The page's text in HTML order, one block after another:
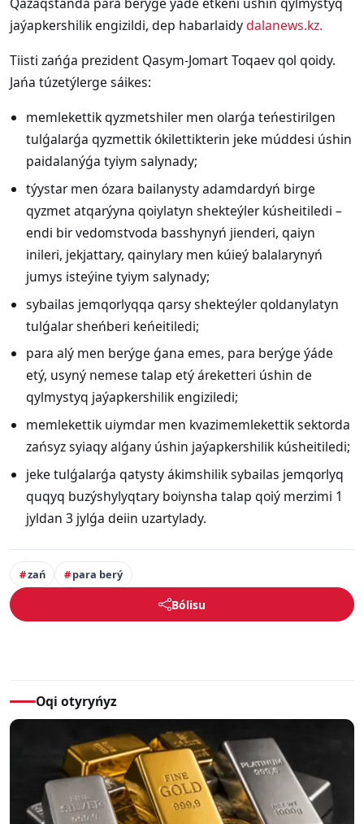
jaýapkershilik engizildi, dep habarlaidydalanews.kz.
Tiisti zańǵa prezident Qasym-Jomart Toqaev qol qoidy.
Jańa túzetýlerge sáikes:
memlekettik qyzmetshiler men olarǵa teńestirilgen
tulǵalarǵa qyzmettik ókilettikterin jeke múddesi úshin
paidalanýǵa tyiym salynady;
týystar men ózara bailanysty adamdardyń birge
qyzmet atqarýyna qoiylatyn shekteýler kúsheitiledi –
endi bir vedomstvoda basshynyń jienderi, qaiyn
inileri, jekjattary, qainylary men kúieý balalarynyń
jumys isteýine tyiym salynady;
sybailas jemqorlyqqa qarsy shekteýler qoldanylatyn
tulǵalar sheńberi keńeitiledi;
para alý men berýge ǵana emes, para berýge ýáde
etý, usyný nemese talap etý áreketteri úshin de
qylmystyq jaýapkershilik engiziledi;
memlekettik uiymdar men kvazimemlekettik sektorda
zańsyz syiaqy alǵany úshin jaýapkershilik kúsheitiledi;
jeke tulǵalarǵa qatysty ákimshilik sybailas jemqorlyq
quqyq buzýshylyqtary boiynsha talap qoiý merzimi 1
jyldan 3 jylǵa deiin uzartylady.
zań para berý
Bólisu
Oqi otyryńyz